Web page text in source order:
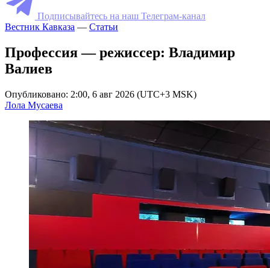
Подписывайтесь на наш Телеграм-канал
Вестник Кавказа — Статьи
Профессия — режиссер: Владимир
Валиев
Опубликовано: 2:00, 6 авг 2026 (UTC+3 MSK)
Лола Мусаева